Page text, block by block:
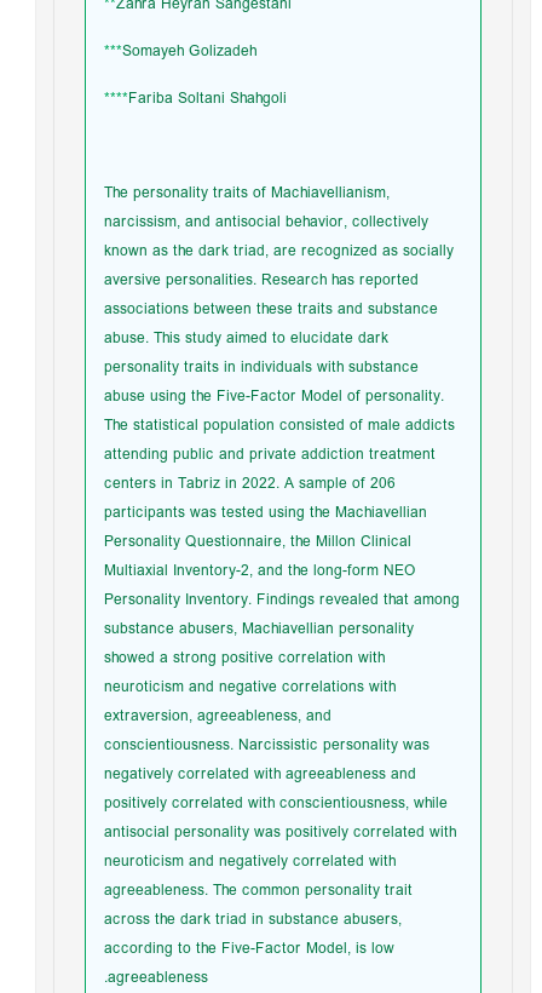
Somayeh Golizadeh
***
****
The personality traits of Machiavellianism,
narcissism, and antisocial behavior, collectively
known as the dark triad, are recognized as socially
aversive personalities. Research has reported
associations between these traits and substance
abuse. This study aimed to elucidate dark
personality traits in individuals with substance
abuse using the Five-Factor Model of personality.
The statistical population consisted of male addicts
attending public and private addiction treatment
centers in Tabriz in 2022. A sample of 206
participants was tested using the Machiavellian
Personality Questionnaire, the Millon Clinical
Multiaxial Inventory-2, and the long-form NEO
Personality Inventory. Findings revealed that among
substance abusers, Machiavellian personality
showed a strong positive correlation with
neuroticism and negative correlations with
extraversion, agreeableness, and
conscientiousness. Narcissistic personality was
negatively correlated with agreeableness and
positively correlated with conscientiousness, while
antisocial personality was positively correlated with
neuroticism and negatively correlated with
agreeableness. The common personality trait
across the dark triad in substance abusers,
according to the Five-Factor Model, is low
agreeableness.